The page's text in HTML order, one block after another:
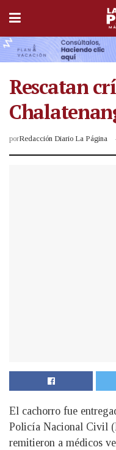
Rescatan
porRedacción Diario La Página
El cachorro fue
Policía Nacional Civil
remitieron a médicos